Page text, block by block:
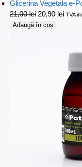
Glicerina Vegetala e-
21,00lei 20,90 lei TVA
Adaugă în coș